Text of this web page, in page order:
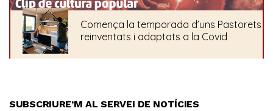
SUBSCRIURE’M AL SERVEI DE NOTÍCIES